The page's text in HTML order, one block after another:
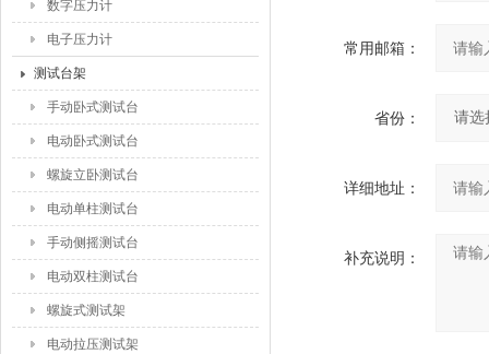
数字压力计
电子压力计
测试台架
手动卧式测试台
电动卧式测试台
螺旋立卧测试台
电动单柱测试台
手动侧摇测试台
电动双柱测试台
螺旋式测试架
电动拉压测试架
常用邮箱：
省份：
详细地址：
补充说明：